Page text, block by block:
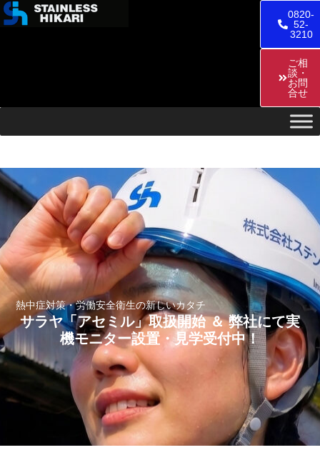
0820-
52-
3210
ご相
談・
お問
合せ
熱中症対策・労働安全衛生の新しいカタチ
サラヤ「アセミル」取扱開始 ＆ 弊社にて実
機モニター設置・見学受付中！